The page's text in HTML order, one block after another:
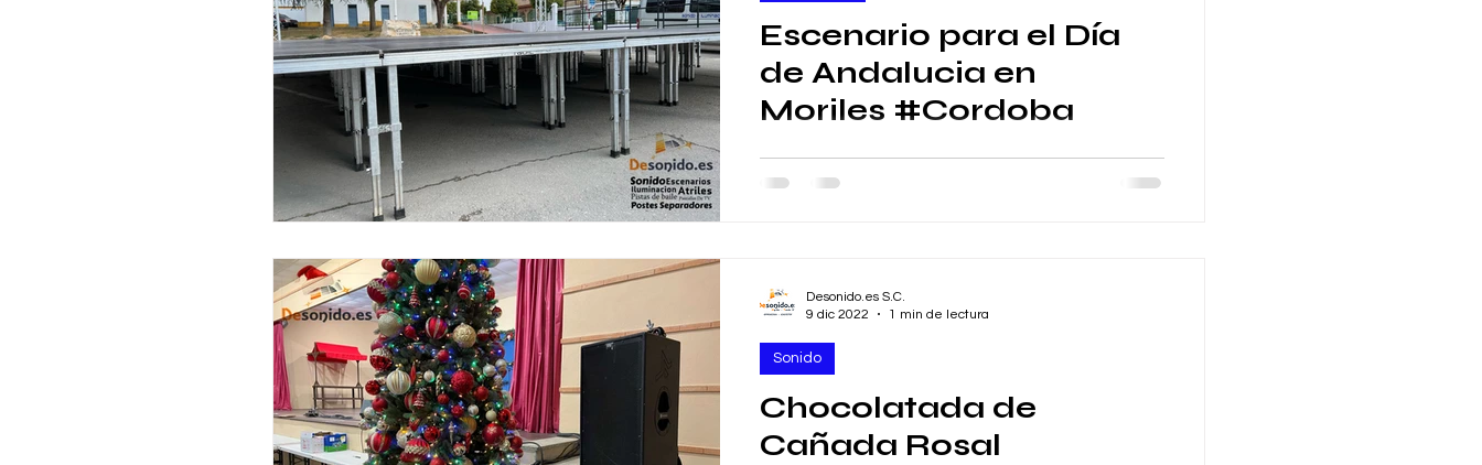
Escenario para el Día
de Andalucia en
Moriles #Cordoba
Se acerca el Día de Andalucia 💚 y empezamos
con los eventos, con escenario de 10x8 metros y
Chocolatada de
Cañada Rosal
Sonido
Desonido.es S.C.
9 dic 2022
1 min de lectura